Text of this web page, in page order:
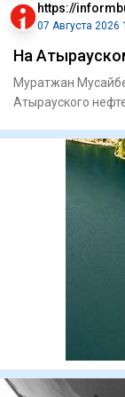
https://
07 Августа 2026
На
Муратжан
Атырауского